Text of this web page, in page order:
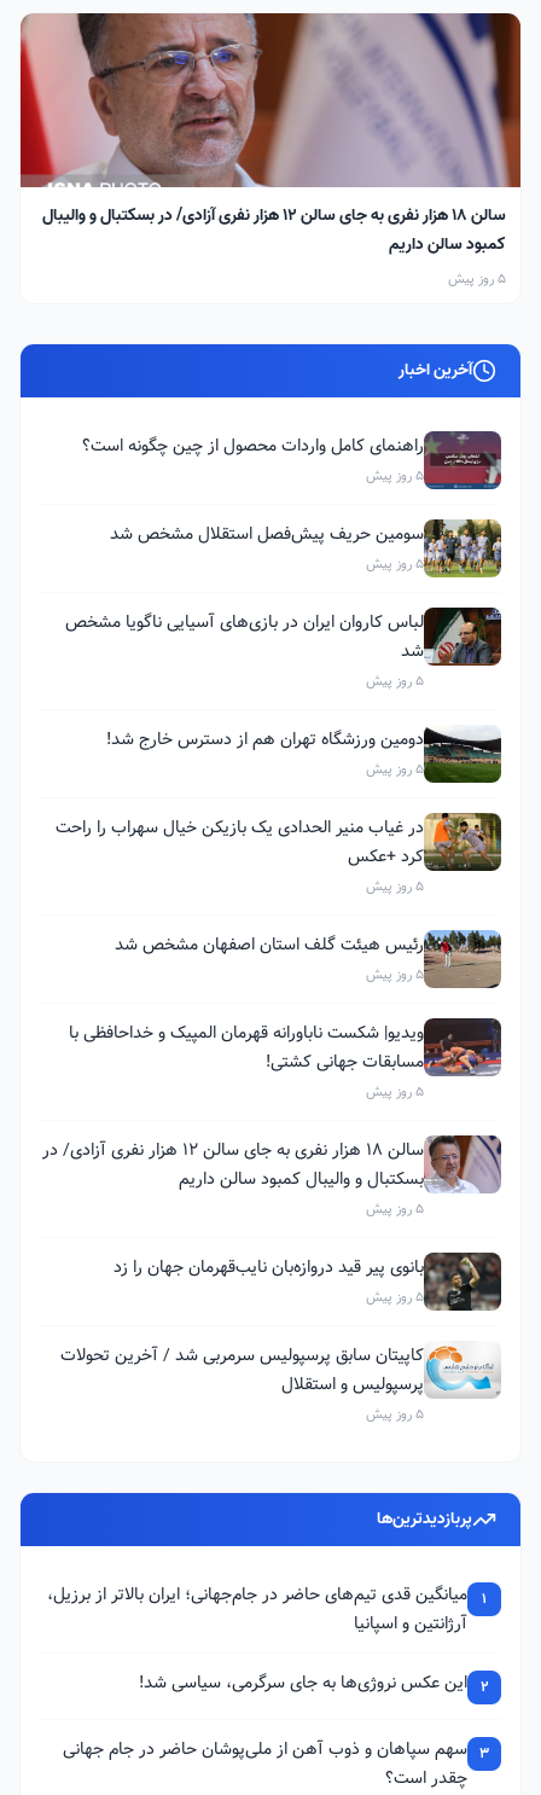
سالن ۱۸ هزار نفری به جای سالن ۱۲ هزار نفری آزادی/ در بسکتبال و والیبال
کمبود سالن داریم
5 روز پیش
آخرین اخبار
راهنمای کامل واردات محصول از چین چگونه است؟
5 روز پیش
سومین حریف پیش‌فصل استقلال مشخص شد
5 روز پیش
لباس کاروان ایران در بازی‌های آسیایی ناگویا مشخص
شد
5 روز پیش
دومین ورزشگاه تهران هم از دسترس خارج شد!
5 روز پیش
در غیاب منیر الحدادی یک بازیکن خیال سهراب را راحت
کرد +عکس
5 روز پیش
رئیس هیئت گلف استان اصفهان مشخص شد
5 روز پیش
ویدیو| شکست ناباورانه قهرمان المپیک و خداحافظی با
مسابقات جهانی کشتی!
5 روز پیش
سالن ۱۸ هزار نفری به جای سالن ۱۲ هزار نفری آزادی/ در
بسکتبال و والیبال کمبود سالن داریم
5 روز پیش
بانوی پیر قید دروازه‌بان نایب‌قهرمان جهان را زد
5 روز پیش
کاپیتان سابق پرسپولیس سرمربی شد / آخرین تحولات
پرسپولیس و استقلال
5 روز پیش
پربازدیدترین‌ها
1
میانگین قدی تیم‌های حاضر در جام‌جهانی؛ ایران بالاتر از برزیل،
آرژانتین و اسپانیا
2 این عکس نروژی‌ها به جای سرگرمی، سیاسی شد!
3 سهم سپاهان و ذوب آهن از ملی‌پوشان حاضر در جام جهانی
چقدر است؟